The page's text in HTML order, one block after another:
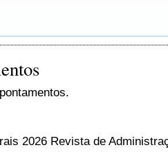
2026 Revista de